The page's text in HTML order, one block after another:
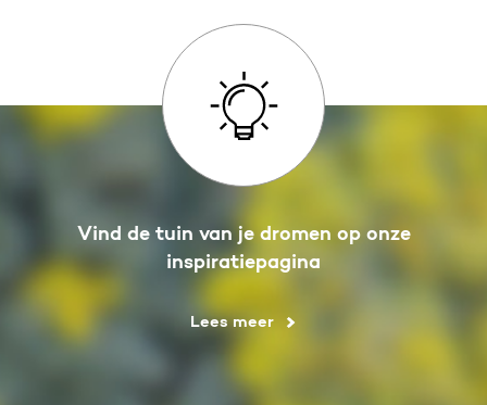
Vind de tuin van je dromen op onze
inspiratiepagina
Lees meer